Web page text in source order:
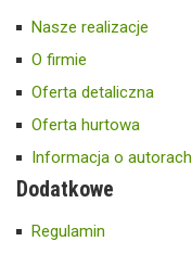
Nasze realizacje
O firmie
Oferta detaliczna
Oferta hurtowa
Informacja o autorach
Dodatkowe
Regulamin